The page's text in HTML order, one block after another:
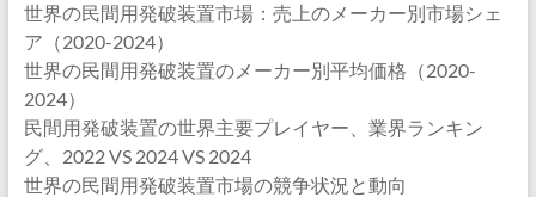
世界の民間用発破装置市場：売上のメーカー別市場シェ
ア（2020-2024）
世界の民間用発破装置のメーカー別平均価格（2020-
2024）
民間用発破装置の世界主要プレイヤー、業界ランキン
グ、2022 VS 2024 VS 2024
世界の民間用発破装置市場の競争状況と動向